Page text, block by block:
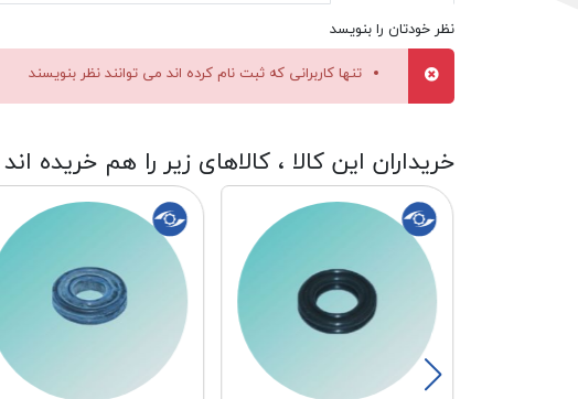
نظر خودتان را بنویسد
تنها کاربرانی که ثبت نام کرده اند می توانند نظر بنویسند
خریداران این کالا ، کالاهای زیر را هم خریده اند